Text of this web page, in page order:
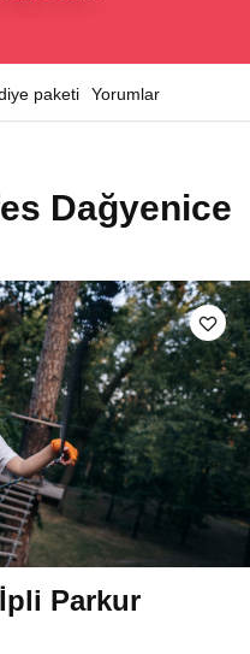
paketi Yorumlar
Dağyenice
Parkur